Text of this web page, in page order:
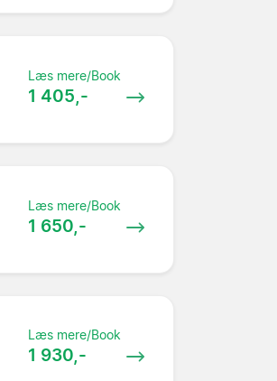
Læs mere/Book
1 405,-
Læs mere/Book
1 650,-
Læs mere/Book
1 930,-